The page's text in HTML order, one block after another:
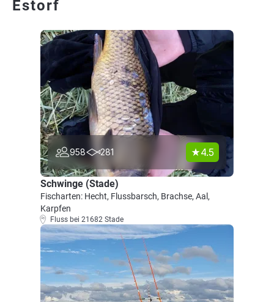
Estorf
958 281 4.5
Schwinge (Stade)
Fischarten: Hecht, Flussbarsch, Brachse, Aal,
Karpfen
Fluss bei 21682 Stade